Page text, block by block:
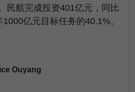
民航完成投资401亿元，同比
亿元目标任务的40.1%。
Ouyang